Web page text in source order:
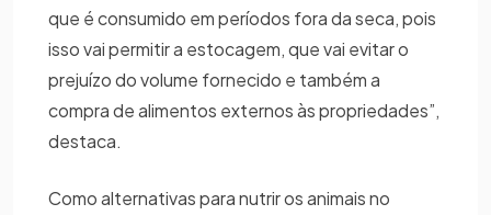
que é consumido em períodos fora da seca, pois
isso vai permitir a estocagem, que vai evitar o
prejuízo do volume fornecido e também a
compra de alimentos externos às propriedades”,
destaca.
Como alternativas para nutrir os animais no